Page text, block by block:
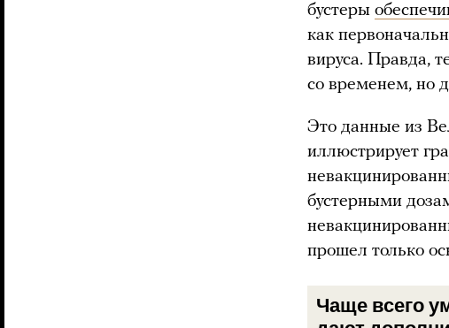
бустеры
как
вируса. Правда,
со временем, но
Это данные из
иллюстрирует
бустерными
прошел только